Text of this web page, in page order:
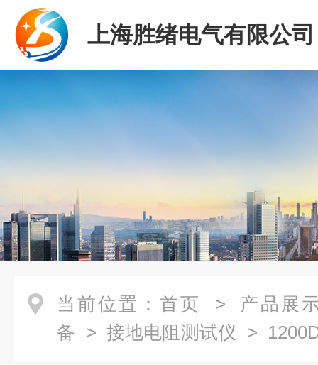
上海胜绪电气有限公司
当前位置： 首页 > 产品展
备 > 接地电阻测试仪 >